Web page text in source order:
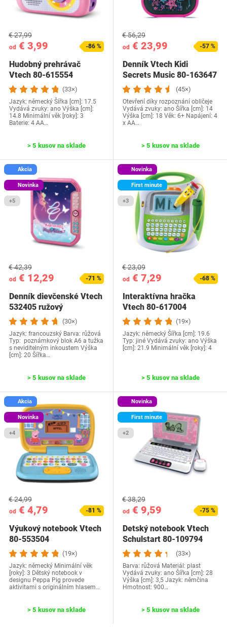
od € 3,99
€ 27,99
-86 %
Hudobný prehrávač
Vtech 80-615554
(33×)
Jazyk: německý Šířka [cm]: 17.5
Vydává zvuky: ano Výška [cm]:
14.8 Minimální věk [roky]: 3
Baterie‎: 4 AA…
> 5 kusov na sklade
od € 23,99
€ 56,29
-57 %
Denník Vtech Kidi
Secrets Music 80-163647
FR
(45×)
Otevření díky rozpoznání obličeje
Vydává zvuky: ano Šířka [cm]: 14
Výška [cm]: 18 Věk: 6+ Napájení: 4
x AA…
> 5 kusov na sklade
Akcia
Novinka
+5
od € 12,29
€ 42,39
-71 %
Denník dievčenské Vtech
532405 ružový
(30×)
Jazyk: francouzský Barva: růžová
Typ: poznámkový blok A6 a tužka
s neviditelným inkoustem Výška
[cm]: 20 Šířka…
> 5 kusov na sklade
Novinka
First minute
+3
od € 7,29
€ 23,09
-68 %
Interaktívna hračka
Vtech ‎80-617004
(19×)
Jazyk: německý Šířka [cm]: 19.6
Typ: jiné Vydává zvuky: ano Výška
[cm]: 21.9 Minimální věk [roky]: 4
> 5 kusov na sklade
Akcia
Novinka
+4
od € 4,79
€ 24,99
-81 %
Výukový notebook Vtech
‎80-553504
(19×)
Jazyk: německý Minimální věk
[roky]: 3 Dětský notebook v
designu Peppa Pig provede
aktivitami s originálním hlasem…
> 5 kusov na sklade
Novinka
First minute
+2
od € 9,59
€ 38,29
-75 %
Detský notebook Vtech
Schulstart 80-109794
(33×)
Barva: růžová Materiál: plast
Vydává zvuky: ano Šířka [cm]: 28
Výška [cm]: 3,5 Jazyk: němčina
Hmotnost: 900…
> 5 kusov na sklade